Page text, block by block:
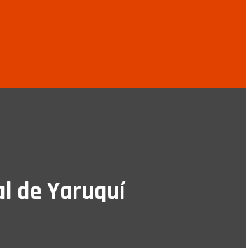
de Yaruquí